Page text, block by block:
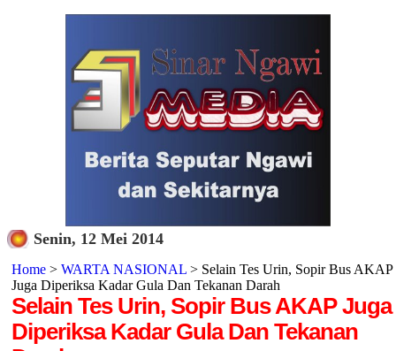
Senin, 12 Mei 2014
Home> WARTA NASIONAL> Selain Tes Urin, Sopir Bus AKAP
Juga Diperiksa Kadar Gula Dan Tekanan Darah
Selain Tes Urin, Sopir Bus AKAP Juga
Diperiksa Kadar Gula Dan Tekanan